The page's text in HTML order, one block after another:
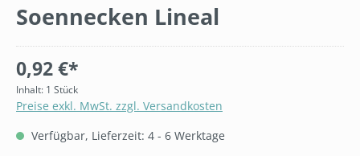
Soennecken Lineal
0,92 €*
Inhalt: 1 Stück
Preise exkl. MwSt. zzgl. Versandkosten
Verfügbar, Lieferzeit: 4 - 6 Werktage